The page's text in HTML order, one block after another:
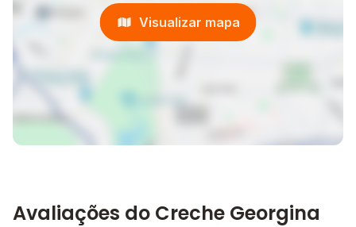
Visualizar mapa
Avaliações do Creche Georgina